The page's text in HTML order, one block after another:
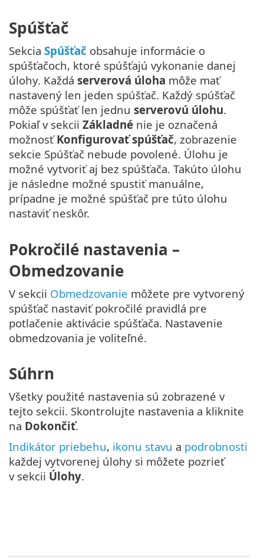
Spúšťač
Sekcia Spúšťač obsahuje informácie o
spúšťačoch, ktoré spúšťajú vykonanie danej
úlohy. Každá serverová úloha môže mať
nastavený len jeden spúšťač. Každý spúšťač
môže spúšťať len jednu serverovú úlohu.
Pokiaľ v sekcii Základné nie je označená
možnosťKonfigurovať spúšťač, zobrazenie
sekcie Spúšťač nebude povolené. Úlohu je
možné vytvoriť aj bez spúšťača. Takúto úlohu
je následne možné spustiť manuálne,
prípadne je možné spúšťač pre túto úlohu
nastaviť neskôr.
Pokročilé nastavenia –
Obmedzovanie
V sekcii Obmedzovanie môžete pre vytvorený
spúšťač nastaviť pokročilé pravidlá pre
potlačenie aktivácie spúšťača. Nastavenie
obmedzovania je voliteľné.
Súhrn
Všetky použité nastavenia sú zobrazené v
tejto sekcii. Skontrolujte nastavenia a kliknite
na Dokončiť.
Indikátor priebehu, ikonu stavu a podrobnosti
každej vytvorenej úlohy si môžete pozrieť
v sekcii Úlohy.